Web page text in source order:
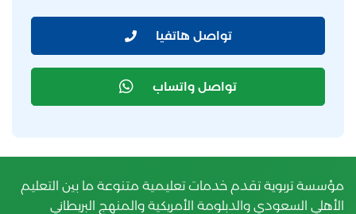
تواصل هاتفيا
تواصل واتساب
مؤسسة تربوية تقدم خدمات تعليمية متنوعة ما بين التعليم
الأهلي السعودي والدبلومة الأمريكية والمنهج البريطاني